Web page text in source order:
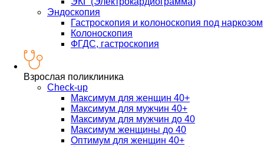
Эндоскопия
Гастроскопия и колоноскопия под наркозом
Колоноскопия
ФГДС, гастроскопия
Взрослая поликлиника
Check-up
Максимум для женщин 40+
Максимум для мужчин 40+
Максимум для мужчин до 40
Максимум женщины до 40
Оптимум для женщин 40+